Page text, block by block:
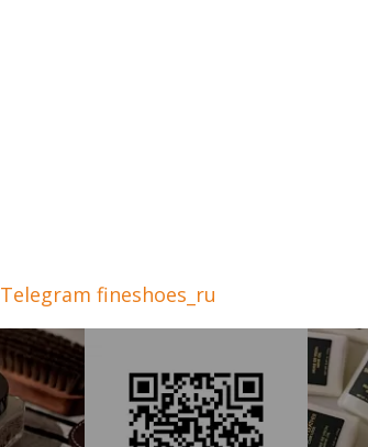
Telegram fineshoes_ru